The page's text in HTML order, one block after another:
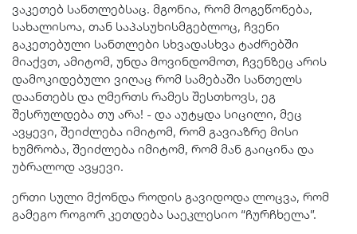
ვაკეთებ სანთლებსაც. მგონია, რომ მოგეწონება,
სახალისოა, თან საპასუხისმგებლოც, ჩვენი
გაკეთებული სანთლები სხვადასხვა ტაძრებში
მიაქვთ, ამიტომ, უნდა მოვინდომოთ, ჩვენზეც არის
დამოკიდებული ვიღაც რომ სამებაში სანთელს
დაანთებს და ღმერთს რამეს შესთხოვს, ეგ
შესრულდება თუ არა! - და აუტყდა სიცილი, მეც
ავყევი, შეიძლება იმიტომ, რომ გავიაზრე მისი
ხუმრობა, შეიძლება იმიტომ, რომ მან გაიცინა და
უბრალოდ ავყევი.
ერთი სული მქონდა როდის გავიდოდა ლოცვა, რომ
გამეგო როგორ კეთდება საეკლესიო “ჩურჩხელა”.